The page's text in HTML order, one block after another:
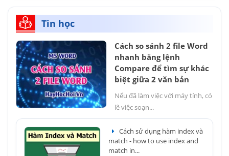
Tin học
Cách so sánh 2 file Word
nhanh bằng lệnh
Compare để tìm sự khác
biệt giữa 2 văn bản
Nếu đã làm việc với máy tính, có
lẽ việc soạn...
Cách sử dụng hàm index và
match - how to use index and
match in...